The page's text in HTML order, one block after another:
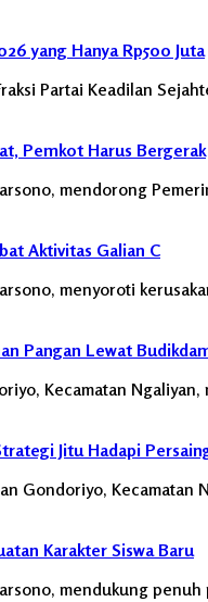
yang Hanya Rp500 Juta
Partai Keadilan
Pemkot Harus Bergerak
mendorong
Aktivitas Galian C
menyoroti
Pangan Lewat
Kecamatan
Jitu Hadapi
Gondoriyo,
Karakter Siswa Baru
mendukung